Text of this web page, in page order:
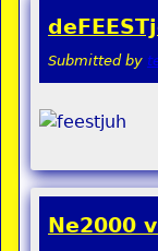
Submitted by
Ne2000